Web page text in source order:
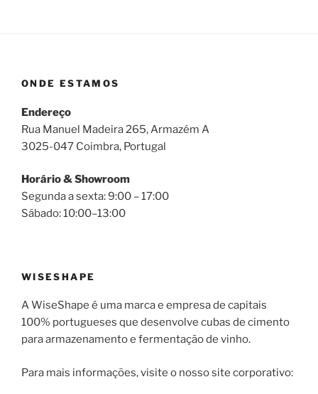
ONDE ESTAMOS
Endereço
Rua Manuel Madeira 265, Armazém A
3025-047 Coimbra, Portugal
Horário & Showroom
Segunda a sexta: 9:00 – 17:00
Sábado: 10:00–13:00
WISESHAPE
A WiseShape é uma marca e empresa de capitais
100% portugueses que desenvolve cubas de cimento
para armazenamento e fermentação de vinho.
Para mais informações, visite o nosso site corporativo: